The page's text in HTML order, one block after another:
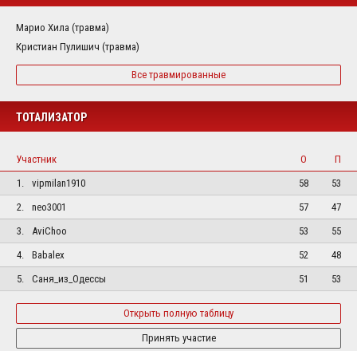
Марио Хила (травма)
Кристиан Пулишич (травма)
Все травмированные
ТОТАЛИЗАТОР
Участник О
П
1.
vipmilan1910 58
53
2.
neo3001 57
47
3.
AviChoo 53
55
4.
Babalex 52
48
5.
Саня_из_Одессы 51 53
Открыть полную таблицу
Принять участие